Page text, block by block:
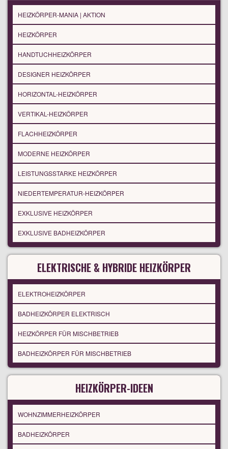
HEIZKÖRPER-MANIA | AKTION
HEIZKÖRPER
HANDTUCHHEIZKÖRPER
DESIGNER HEIZKÖRPER
HORIZONTAL-HEIZKÖRPER
VERTIKAL-HEIZKÖRPER
FLACHHEIZKÖRPER
MODERNE HEIZKÖRPER
LEISTUNGSSTARKE HEIZKÖRPER
NIEDERTEMPERATUR-HEIZKÖRPER
EXKLUSIVE HEIZKÖRPER
EXKLUSIVE BADHEIZKÖRPER
ELEKTRISCHE & HYBRIDE HEIZKÖRPER
ELEKTROHEIZKÖRPER
BADHEIZKÖRPER ELEKTRISCH
HEIZKÖRPER FÜR MISCHBETRIEB
BADHEIZKÖRPER FÜR MISCHBETRIEB
HEIZKÖRPER-IDEEN
WOHNZIMMERHEIZKÖRPER
BADHEIZKÖRPER